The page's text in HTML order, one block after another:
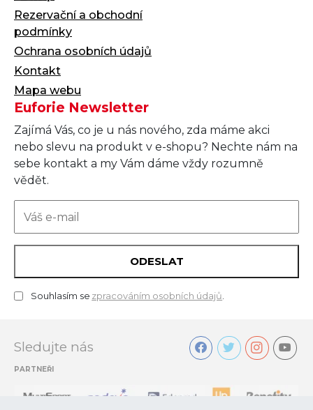
Rezervační a obchodní
podmínky
Ochrana osobních údajů
Kontakt
Mapa webu
Euforie Newsletter
Zajímá Vás, co je u nás nového, zda máme akci
nebo slevu na produkt v e-shopu? Nechte nám na
sebe kontakt a my Vám dáme vždy rozumně
vědět.
ODESLAT
Souhlasím se zpracováním osobních údajů
Sledujte nás
PARTNEŘI